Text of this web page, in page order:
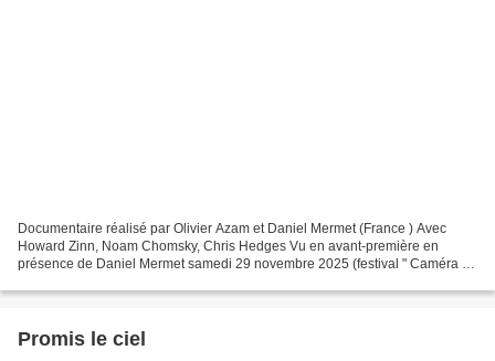
Documentaire réalisé par Olivier Azam et Daniel Mermet (France ) Avec
Howard Zinn, Noam Chomsky, Chris Hedges Vu en avant-première en
présence de Daniel Mermet samedi 29 novembre 2025 (festival " Caméra au
Promis le ciel